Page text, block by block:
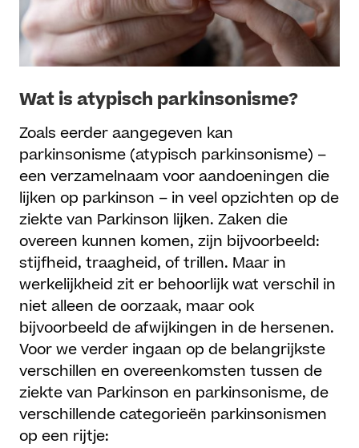
Wat is atypisch parkinsonisme?
Zoals eerder aangegeven kan
parkinsonisme (atypisch parkinsonisme) –
een verzamelnaam voor aandoeningen die
lijken op parkinson – in veel opzichten op de
ziekte van Parkinson lijken. Zaken die
overeen kunnen komen, zijn bijvoorbeeld:
stijfheid, traagheid, of trillen. Maar in
werkelijkheid zit er behoorlijk wat verschil in
niet alleen de oorzaak, maar ook
bijvoorbeeld de afwijkingen in de hersenen.
Voor we verder ingaan op de belangrijkste
verschillen en overeenkomsten tussen de
ziekte van Parkinson en parkinsonisme, de
verschillende categorieën parkinsonismen
op een rijtje: